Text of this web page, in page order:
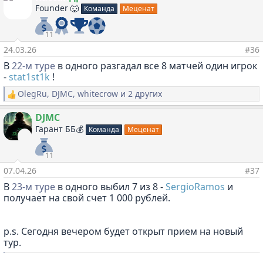
:
Founder 🐺 Команда Меценат
11
24.03.26 #36
В22-м туре в одного разгадал все 8 матчей один игрок
-stat1st1k !
Р
е
а
к
ц
:
OlegRu, DJMC, whitecrow и 2 других
DJMC
Гарант ББ💰 Команда Меценат
11
07.04.26 #37
В23-м туре в одного выбил 7 из 8 -SergioRamos и
получает на свой счет 1 000 рублей.
p.s. Сегодня вечером будет открыт прием на новый
тур.